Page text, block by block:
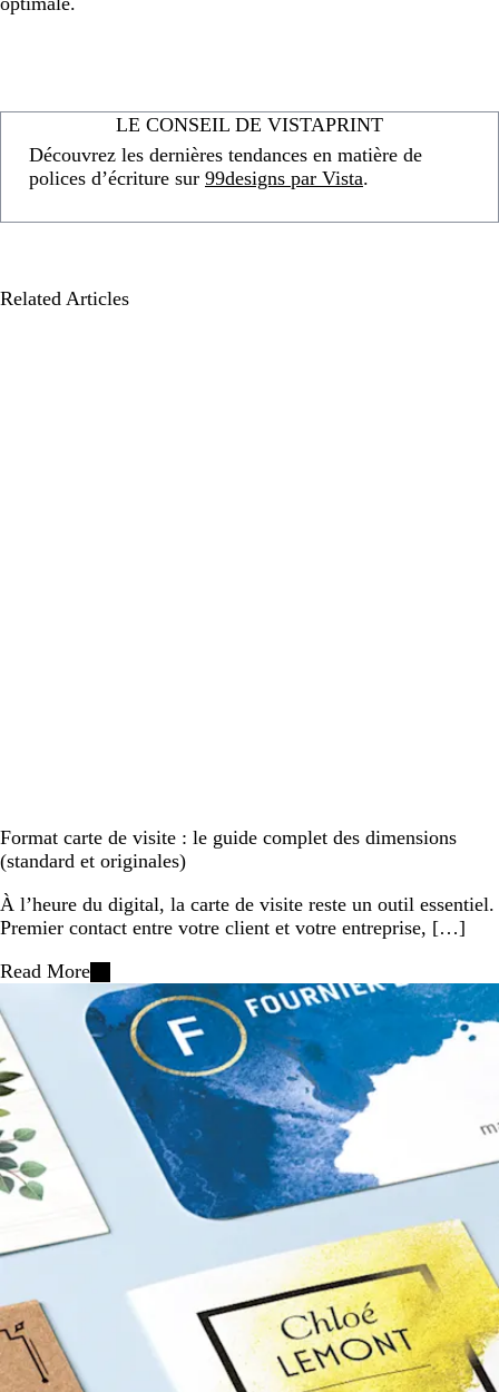
LE CONSEIL DE VISTAPRINT
Découvrez les dernières tendances en matière de
polices d’écriture sur 99designs par Vista.
Related Articles
Format carte de visite : le guide complet des dimensions
(standard et originales)
À l’heure du digital, la carte de visite reste un outil essentiel.
Premier contact entre votre client et votre entreprise, […]
Read More